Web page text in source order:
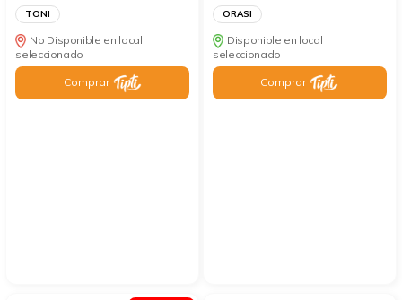
TONI
No Disponible en local
seleccionado
Comprar
ORASI
Disponible en local
seleccionado
Comprar